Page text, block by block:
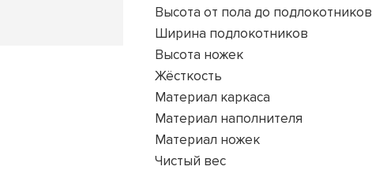
Высота от пола до подлокотников
Ширина подлокотников
Высота ножек
Жёсткость
Материал каркаса
Материал наполнителя
Материал ножек
Чистый вес